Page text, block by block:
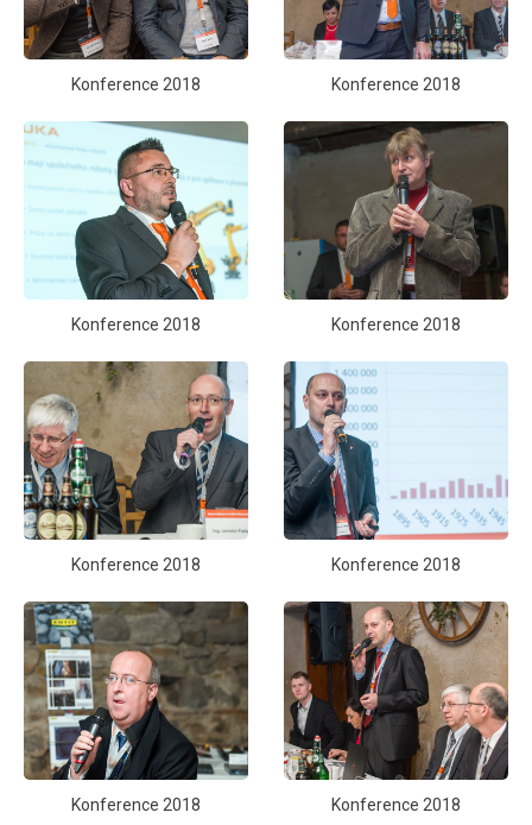
Konference 2018 Konference 2018
Konference 2018 Konference 2018
Konference 2018 Konference 2018
Konference 2018 Konference 2018